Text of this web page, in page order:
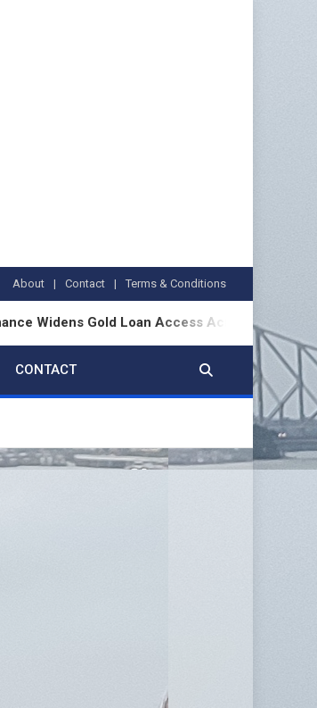
About Contact Terms & Conditions
Gold Loan Access Across Bharat
CONTACT